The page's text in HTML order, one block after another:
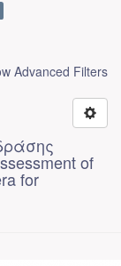
Advanced Filters
of
for